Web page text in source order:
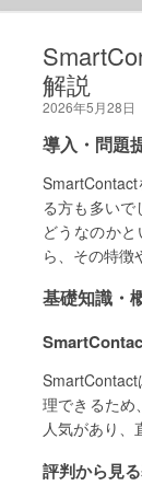
解説
2026年5月28日
導入・問題
る方も多い
どうなのか
ら、その特徴
基礎知識・
理できるため
人気があり、
評判から見